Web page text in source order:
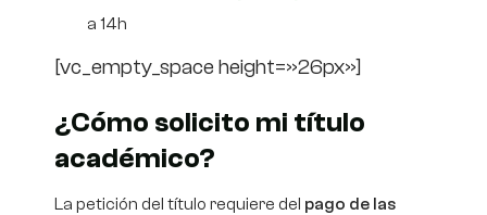
a 14h
[vc_empty_space height=»26px»]
¿Cómo solicito mi título
académico?
La petición del título requiere del pago de las